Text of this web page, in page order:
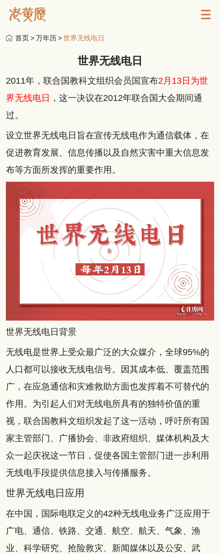
首页>万年历>世界无线电日
世界无线电日
2011年，联合国教科文组织会员国宣布2月13日为世
界无线电日 ，这一决议在2012年联合国大会期间通
过。
设立世界无线电日旨在宣传无线电作为通信载体，在
促进教育发展、信息传播以及自然灾害中重大信息发
布等方面所发挥的重要作用。
世界无线电日背景
无线电是世界上受众最广泛的大众媒介，全球95%的
人口都可以接收无线电信号。因其成本低、覆盖范围
广，在应急通信和灾难救助方面也发挥着不可替代的
作用。为引起人们对无线电所具有的独特价值的重
视，联合国教科文组织发起了这一活动，呼吁所有国
家主管部门、广播协会、非政府组织、媒体机构及大
众一起庆祝这一节日，促使各国主管部门进一步利用
无线电手段提供信息接入与传播服务。
世界无线电日应用
在中国，国际电联定义的42种无线电业务广泛应用于
广电、通信、铁路、交通、航空、航天、气象、渔
业、科学研究、抢险救灾、新闻媒体以及公安、武